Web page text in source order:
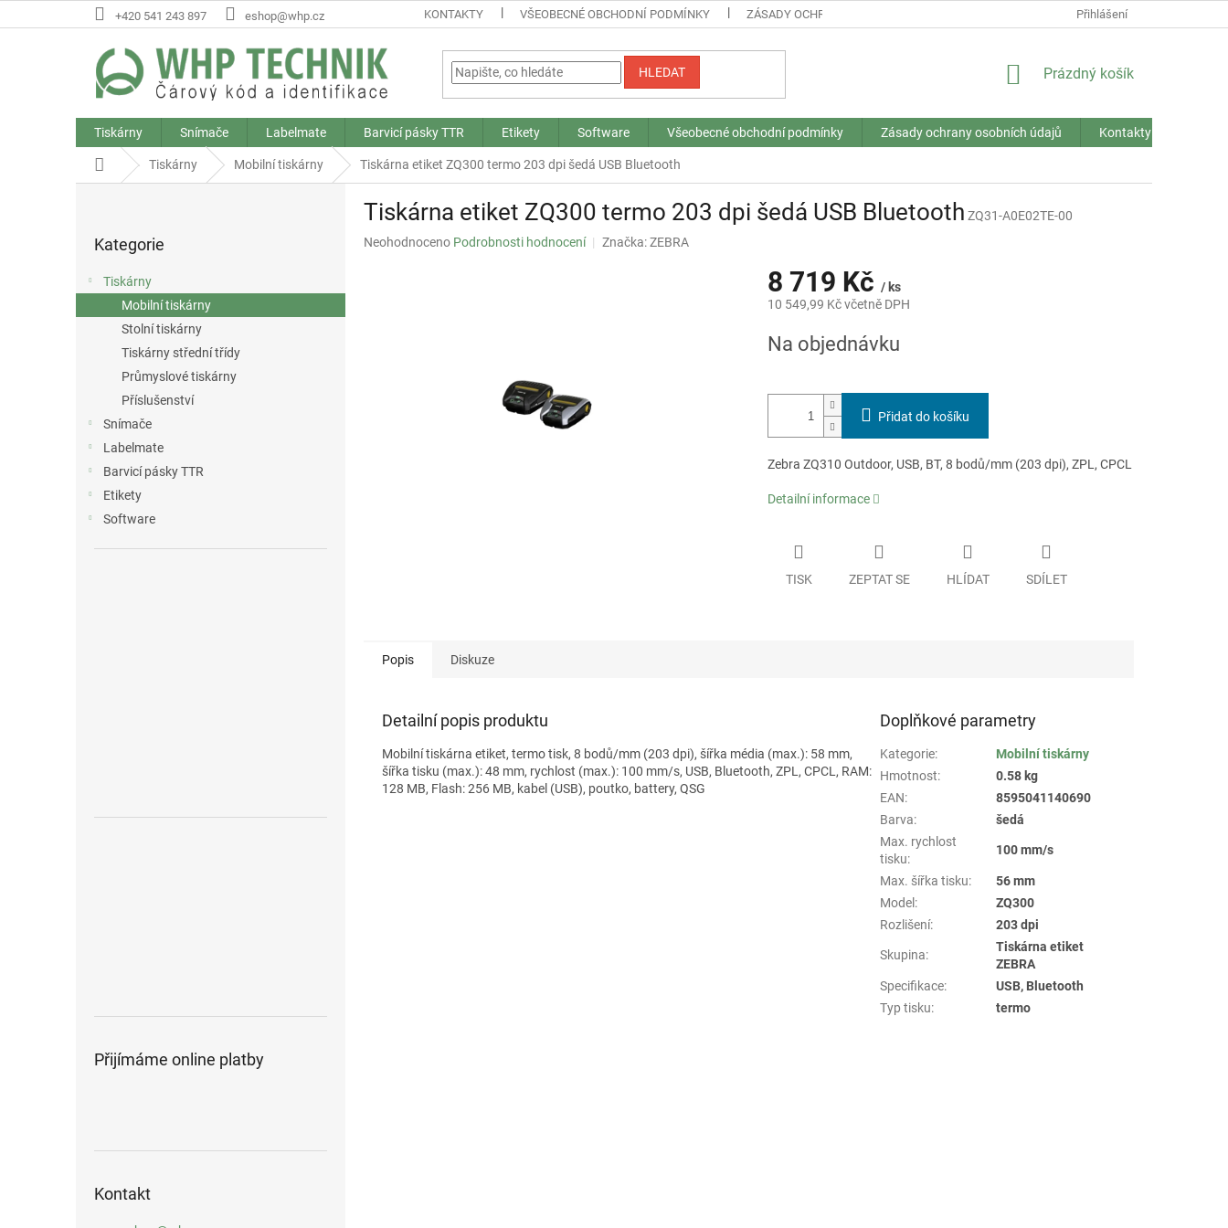
na
+420 541 243 897 eshop@whp.cz KONTAKTY VŠEOBECNÉ OBCHODNÍ PODMÍNKY ZÁSADY OCHRANY OSOBNÍCH ÚDAJŮ Přihlášení
HLEDAT
NÁKUPNÍ
Prázdný košík
Tiskárny Snímače Labelmate Barvicí pásky TTR Etikety Software Všeobecné obchodní podmínky Zásady ochrany osobních údajů Kontakty
Domů Tiskárny Mobilní tiskárny Tiskárna etiket ZQ300 termo 203 dpi šedá USB Bluetooth
a
n
kategorie
Kategorie
Tiskárny
Mobilní tiskárny
Stolní tiskárny
Tiskárny střední třídy
Průmyslové tiskárny
Příslušenství
Snímače
Labelmate
Barvicí pásky TTR
Etikety
Software
Přijímáme online platby
Kontakt
Tiskárna etiket ZQ300 termo 203 dpi šedá USB Bluetooth ZQ31-A0E02TE-00
Průměrné
Neohodnoceno Podrobnosti hodnocení Značka:ZEBRA
8 719 Kč / ks
10 549,99 Kč včetně DPH
cena:
Na objednávku
Přidat do košíku
Zebra ZQ310 Outdoor, USB, BT, 8 bodů/mm (203 dpi), ZPL, CPCL
Detailní informace
TISK ZEPTAT SE HLÍDAT SDÍLET
Popis Diskuze
Detailní popis produktu
Mobilní tiskárna etiket, termo tisk, 8 bodů/mm (203 dpi), šířka média (max.): 58 mm,
šířka tisku (max.): 48 mm, rychlost (max.): 100 mm/s, USB, Bluetooth, ZPL, CPCL, RAM:
128 MB, Flash: 256 MB, kabel (USB), poutko, battery, QSG
Doplňkové parametry
Kategorie:
Mobilní tiskárny
Hmotnost:
0.58 kg
EAN:
8595041140690
Barva:
šedá
Max. rychlost
tisku:
100 mm/s
Max. šířka tisku:
56 mm
Model :
ZQ300
Rozlišení: 203 dpi
Skupina:
Tiskárna etiket
ZEBRA
Specifikace:
USB, Bluetooth
Typ tisku: termo